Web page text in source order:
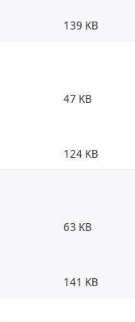
139 KB
47 KB
124 KB
63 KB
141 KB